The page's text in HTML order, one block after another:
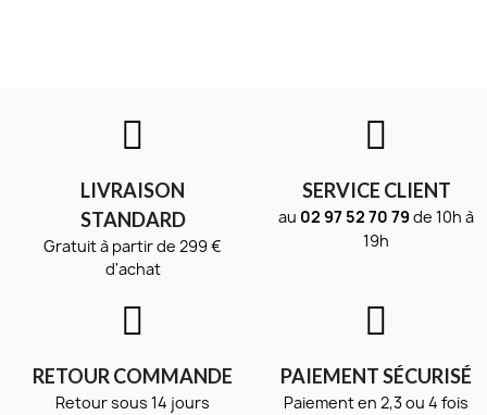
LIVRAISON
STANDARD
Gratuit à partir de 299 €
d'achat
SERVICE CLIENT
au 02 97 52 70 79 de 10h à
19h
RETOUR COMMANDE
Retour sous 14 jours
PAIEMENT SÉCURISÉ
Paiement en 2,3 ou 4 fois